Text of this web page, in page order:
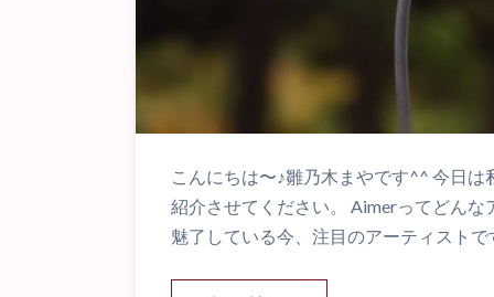
こんにちは〜♪雛乃木まやです^^ 今日
紹介させてください。 Aimerってどん
魅了している今、注目のアーティストで